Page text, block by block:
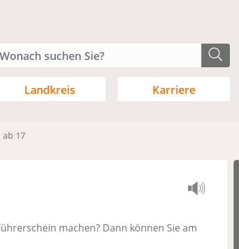
Landkreis Karriere
ab 17
machen? Dann können Sie am